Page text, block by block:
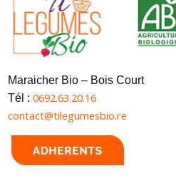
Maraicher Bio – Bois Court
Tél : 0692.63.20.16
contact@tilegumesbio.re